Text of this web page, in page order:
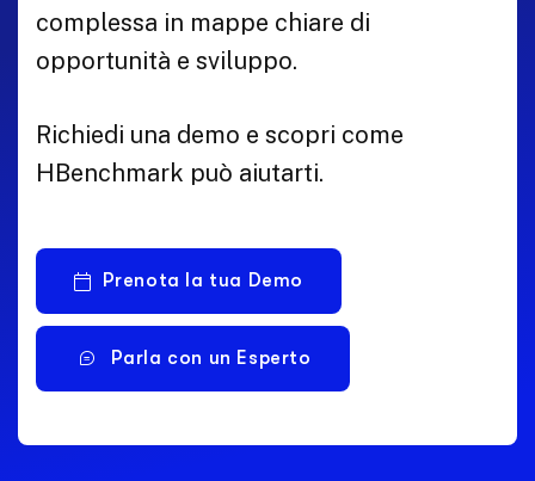
complessa in mappe chiare di
opportunità e sviluppo.
Richiedi una demo e scopri come
HBenchmark può aiutarti.
Prenota la tua Demo
Parla con un Esperto